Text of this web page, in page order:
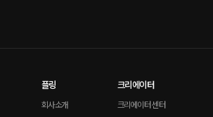
플링
회사소개
크리에이터
크리에이터 센터